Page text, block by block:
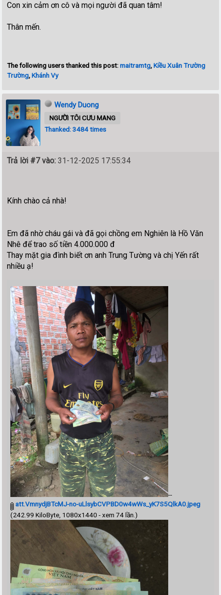
Con xin cảm ơn cô và mọi người đã quan tâm!
Thân mến.
The following users thanked this post:maitramtg,Kiều Xuân Trường
Trường,Khánh Vy
Wendy Duong
NGƯỜI TÔI CƯU MANG
Thanked: 3484 times
Trả lời #7 vào: 31-12-2025 17:55:34
Kính chào cả nhà!
Em đã nhờ cháu gái và đã gọi chồng em Nghiên là Hồ Văn
Nhê để trao số tiền 4.000.000 đ
Thay mặt gia đình biết ơn anh Trung Tường và chị Yến rất
nhiều ạ!
--
att.VmnydjBTcMJ-no-uLlsybCVPBD0w4wWs_yK7S5QlkA0.jpeg
(242.99 KiloByte, 1080x1440 - xem 74 lần.)